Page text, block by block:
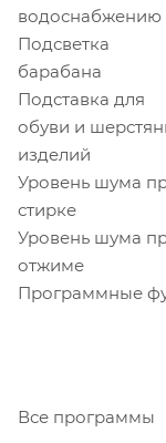
водоснабжению
Подсветка
барабана
Подставка для
обуви и
изделий
Уровень шума
стирке
Уровень шума
отжиме
Программные
Все программы